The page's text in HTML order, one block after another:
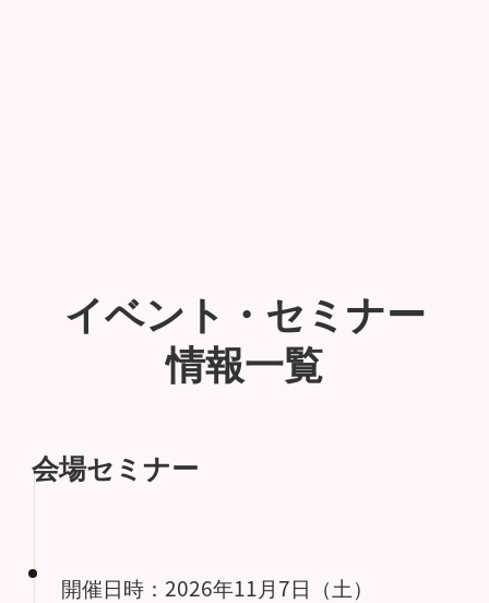
イベント・セミナー
情報一覧
会場セミナー
開催日時：2026年11月7日（土）